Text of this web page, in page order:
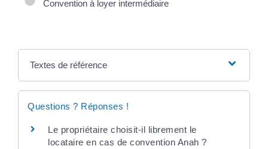
Convention à loyer intermédiaire
Textes de référence
Questions ? Réponses !
Le propriétaire choisit-il librement le
locataire en cas de convention Anah ?